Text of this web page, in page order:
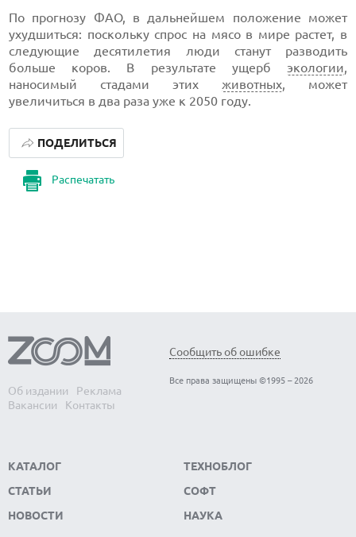
По прогнозу ФАО, в дальнейшем положение может
ухудшиться: поскольку спрос на мясо в мире растет, в
следующие десятилетия люди станут разводить
больше коров. В результате ущерб экологии,
наносимый стадами этих животных, может
увеличиться в два раза уже к 2050 году.
Распечатать
ПОДЕЛИТЬСЯ
Об издании
Реклама
Вакансии
Контакты
Сообщить об ошибке
Все права защищены ©1995 – 2026
КАТАЛОГ
СТАТЬИ
НОВОСТИ
ТЕХНОБЛОГ
СОФТ
НАУКА